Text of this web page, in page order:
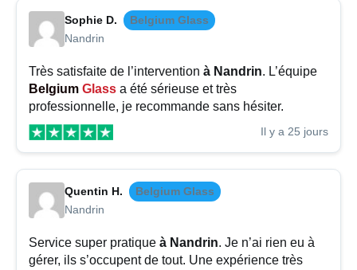
Sophie D.
Belgium Glass
Nandrin
Très satisfaite de l’intervention à Nandrin. L’équipe
Belgium Glass a été sérieuse et très
professionnelle, je recommande sans hésiter.
Il y a 25 jours
Quentin H.
Belgium Glass
Nandrin
Service super pratique à Nandrin. Je n’ai rien eu à
gérer, ils s’occupent de tout. Une expérience très